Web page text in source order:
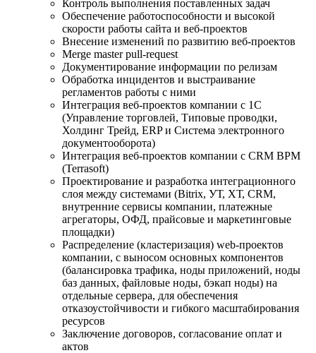
Контроль выполнения поставленных задач
Обеспечение работоспособности и высокой
скорости работы сайта и веб-проектов
Внесение изменений по развитию веб-проектов
Merge master pull-request
Документирование информации по релизам
Обработка инцидентов и выстраивание
регламентов работы с ними
Интеграция веб-проектов компании с 1С
(Управление торговлей, Типовые проводки,
Холдинг Трейд, ERP и Система электронного
документооборота)
Интеграция веб-проектов компании с CRM BPM
(Terrasoft)
Проектирование и разработка интеграционного
слоя между системами (Bitrix, УТ, ХТ, CRM,
внутренние сервисы компании, платежные
агрегаторы, ОФД, прайсовые и маркетинговые
площадки)
Распределение (кластеризация) web-проектов
компании, с выносом основных компонентов
(балансировка трафика, ноды приложений, ноды
баз данных, файловые ноды, бэкап ноды) на
отдельные сервера, для обеспечения
отказоустойчивости и гибкого масштабирования
ресурсов
Заключение договоров, согласование оплат и
актов